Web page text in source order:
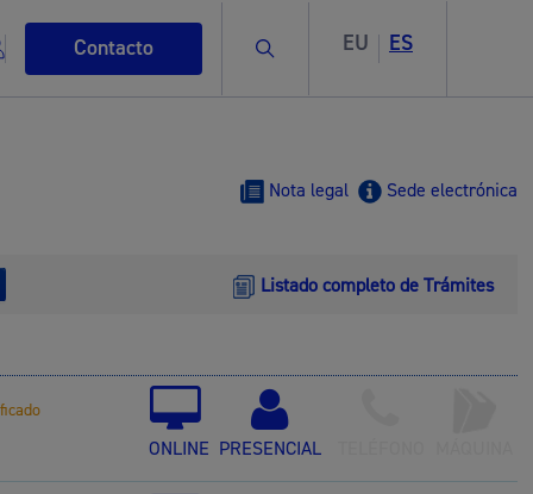
Contacto Buscar EU ES
Sede electrónica
Nota legal
Listado completo de Trámites
ONLINE PRESENCIAL